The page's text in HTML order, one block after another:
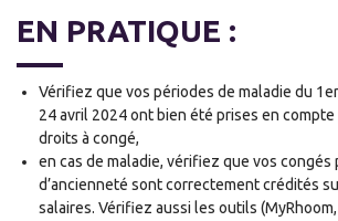
EN PRATIQUE :
Vérifiez que vos périodes de maladie du
24 avril 2024 ont bien été prises en
droits à congé,
en cas de maladie, vérifiez que vos congés
d’ancienneté sont correctement crédités
salaires. Vérifiez aussi les outils